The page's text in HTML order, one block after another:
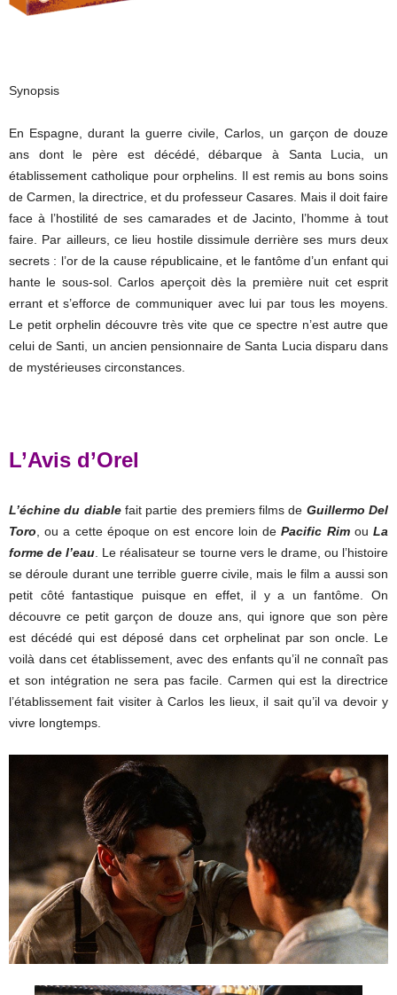
Synopsis
En Espagne, durant la guerre civile, Carlos, un garçon de douze
ans dont le père est décédé, débarque à Santa Lucia, un
établissement catholique pour orphelins. Il est remis au bons soins
de Carmen, la directrice, et du professeur Casares. Mais il doit faire
face à l’hostilité de ses camarades et de Jacinto, l’homme à tout
faire. Par ailleurs, ce lieu hostile dissimule derrière ses murs deux
secrets : l’or de la cause républicaine, et le fantôme d’un enfant qui
hante le sous-sol. Carlos aperçoit dès la première nuit cet esprit
errant et s’efforce de communiquer avec lui par tous les moyens.
Le petit orphelin découvre très vite que ce spectre n’est autre que
celui de Santi, un ancien pensionnaire de Santa Lucia disparu dans
de mystérieuses circonstances.
L’Avis d’Orel
L’échine du diablefait partie des premiers films de Guillermo Del
Toro , ou a cette époque on est encore loin dePacific RimouLa
forme de l’eau . Le réalisateur se tourne vers le drame, ou l’histoire
se déroule durant une terrible guerre civile, mais le film a aussi son
petit côté fantastique puisque en effet, il y a un fantôme. On
découvre ce petit garçon de douze ans, qui ignore que son père
est décédé qui est déposé dans cet orphelinat par son oncle. Le
voilà dans cet établissement, avec des enfants qu’il ne connaît pas
et son intégration ne sera pas facile. Carmen qui est la directrice
l’établissement fait visiter à Carlos les lieux, il sait qu’il va devoir y
vivre longtemps.